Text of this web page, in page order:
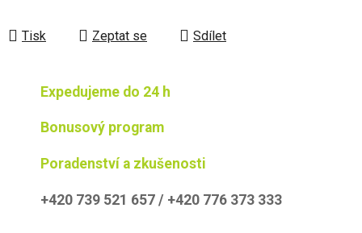
Tisk Zeptat se Sdílet
Expedujeme do 24 h
Bonusový program
Poradenství a zkušenosti
+420 739 521 657 / +420 776 373 333